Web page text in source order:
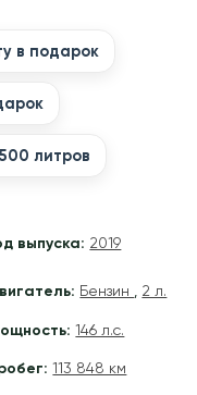
в подарок
литров
выпуска: 2019
Бензин 2 л.
146 л.с.
113 848 км